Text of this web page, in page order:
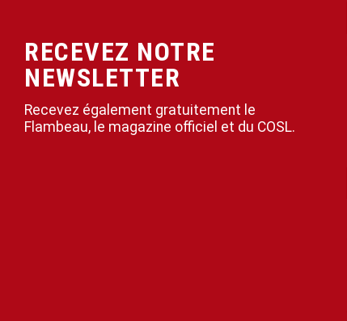
RECEVEZ NOTRE
NEWSLETTER
Recevez également gratuitement le
Flambeau, le magazine officiel et du COSL.